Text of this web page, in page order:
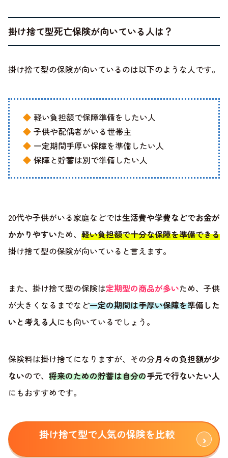
掛け捨て型死亡保険が向いている人は？
掛け捨て型の保険が向いているのは以下のような人です。
軽い負担額で保障準備をしたい人
子供や配偶者がいる世帯主
一定期間手厚い保障を準備したい人
保障と貯蓄は別で準備したい人
20代や子供がいる家庭などでは生活費や学費などでお金が
かかりやすいため、 軽い負担額で十分な保障を準備できる
掛け捨て型の保険が向いていると言えます。
また、掛け捨て型の保険は定期型の商品が多いため、子供
が大きくなるまでなど一定の期間は手厚い保障を準備した
いと考える人にも向いているでしょう。
保険料は掛け捨てになりますが、その分月々の負担額が少
ないので、 将来のための貯蓄は自分の手元で行ないたい人
にもおすすめです。
掛け捨て型で人気の保険を比較